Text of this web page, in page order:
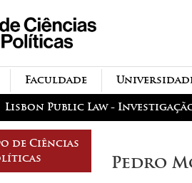
principal
Faculdade
Lisbon Public Law -
de Ciências
Pedro